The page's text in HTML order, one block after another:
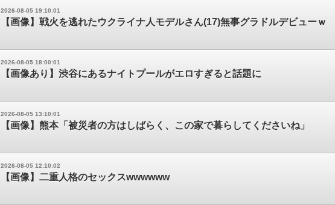
2026-08-05 19:10:01
【画像】戦火を逃れたウクライナ人モデルさん(17)無事グラドルデビューｗ
2026-08-05 18:00:01
【画像あり】渋谷にあるナイトプールがエロすぎると話題に
2026-08-05 13:10:01
【画像】熊本「被災者の方はしばらく、この家で暮らしてくださいね」
2026-08-05 12:10:02
【画像】二重人格のセックスwwwwww